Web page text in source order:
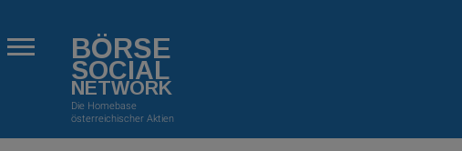
BÖRSE
SOCIAL
NETWORK
Die Homebase
österreichischer Aktien